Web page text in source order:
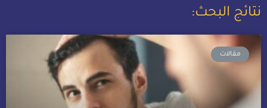
نتائج البحث:
مقالات